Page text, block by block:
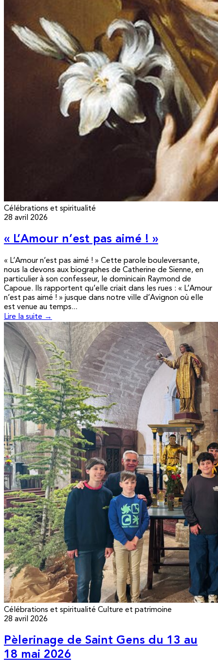
Célébrations et spiritualité
28 avril 2026
« L’Amour n’est pas aimé ! »
« L’Amour n’est pas aimé ! » Cette parole bouleversante,
nous la devons aux biographes de Catherine de Sienne, en
particulier à son confesseur, le dominicain Raymond de
Capoue. Ils rapportent qu’elle criait dans les rues : « L’Amour
n’est pas aimé ! » jusque dans notre ville d’Avignon où elle
est venue au temps...
Lire la suite →
Célébrations et spiritualité Culture et patrimoine
28 avril 2026
Pèlerinage de Saint Gens du 13 au
18 mai 2026